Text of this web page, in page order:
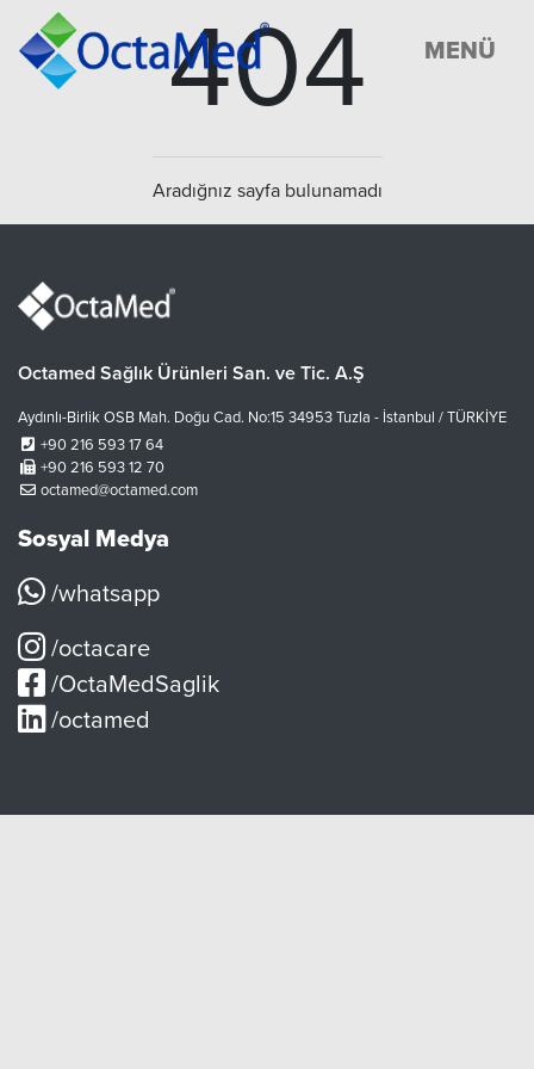
MENÜ
404
Aradığnız sayfa bulunamadı
Octamed Sağlık Ürünleri San. ve Tic. A.Ş
Aydınlı-Birlik OSB Mah. Doğu Cad. No:15 34953 Tuzla - İstanbul / TÜRKİYE
+90 216 593 17 64
+90 216 593 12 70
octamed@octamed.com
Sosyal Medya
/whatsapp
/octacare
/OctaMedSaglik
/octamed